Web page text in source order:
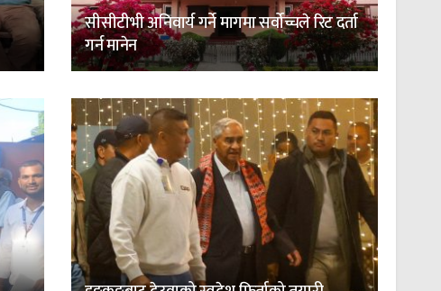
सीसीटीभी अनिवार्य गर्ने मागमा सर्वोच्चले रिट दर्ता
गर्न मानेन